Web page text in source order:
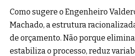
Como sugere o Engenheiro
Machado, a estrutura
de orçamento. Não porque
estabiliza o processo, reduz